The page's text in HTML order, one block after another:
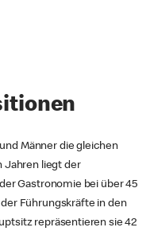
Männer die gleichen
Jahren liegt der
Gastronomie bei über 45
Führungskräfte in den
repräsentieren sie 42